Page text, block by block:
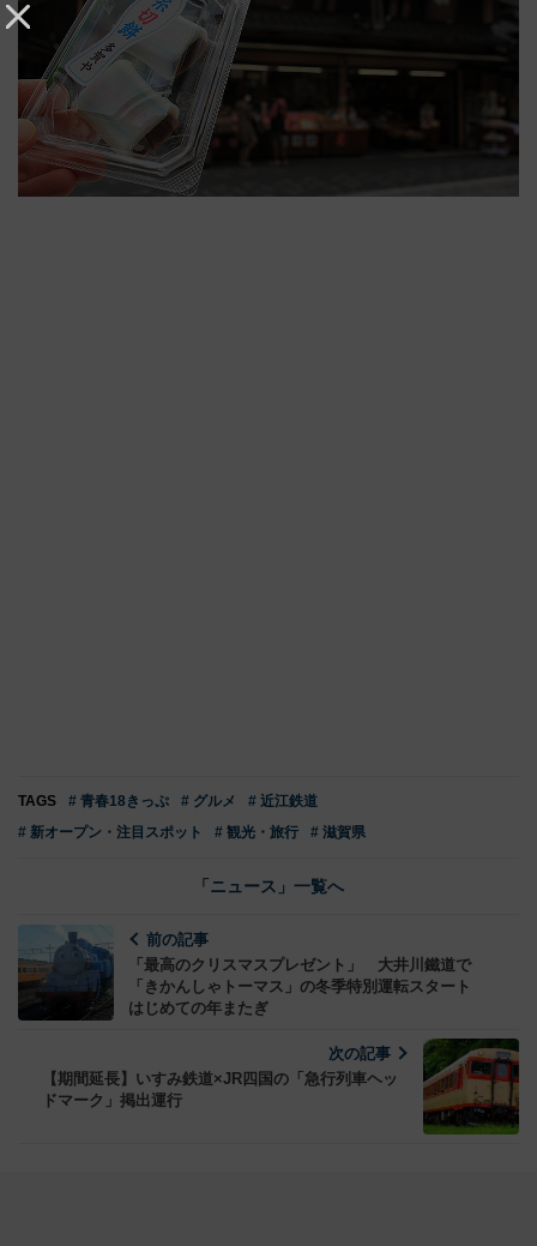
TAGS # 青春18きっぷ # グルメ
# 近江鉄道
# 新オープン・注目スポット
# 観光・旅行 # 滋賀県
「ニュース」一覧へ
前の記事
「最高のクリスマスプレゼント」 大井川鐵道で
「きかんしゃトーマス」の冬季特別運転スタート
はじめての年またぎ
次の記事
【期間延長】いすみ鉄道×JR四国の「急行列車ヘッ
ドマーク」掲出運行